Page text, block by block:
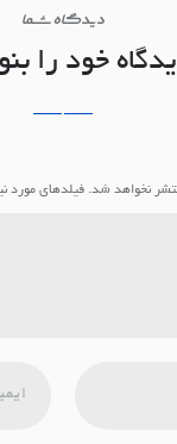
دیدگاه شما
خود را
نخواهد شد. فیلدهای مورد